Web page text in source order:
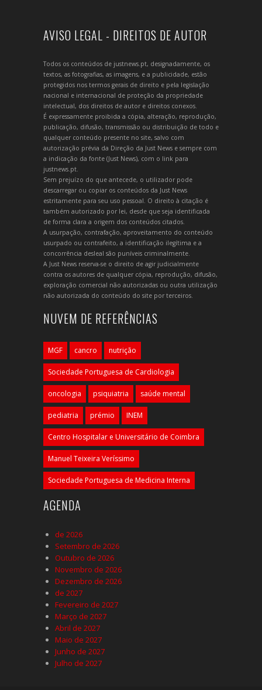
AVISO LEGAL - DIREITOS DE AUTOR
Todos os conteúdos de justnews.pt, designadamente, os
textos, as fotografias, as imagens, e a publicidade, estão
protegidos nos termos gerais de direito e pela legislação
nacional e internacional de proteção da propriedade
intelectual, dos direitos de autor e direitos conexos.
É expressamente proibida a cópia, alteração, reprodução,
publicação, difusão, transmissão ou distribuição de todo e
qualquer conteúdo presente no site, salvo com
autorização prévia da Direção da Just News e sempre com
a indicação da fonte (Just News), com o link para
justnews.pt.
Sem prejuízo do que antecede, o utilizador pode
descarregar ou copiar os conteúdos da Just News
estritamente para seu uso pessoal. O direito à citação é
também autorizado por lei, desde que seja identificada
de forma clara a origem dos conteúdos citados.
A usurpação, contrafação, aproveitamento do conteúdo
usurpado ou contrafeito, a identificação ilegítima e a
concorrência desleal são puníveis criminalmente.
A Just News reserva-se o direito de agir judicialmente
contra os autores de qualquer cópia, reprodução, difusão,
exploração comercial não autorizadas ou outra utilização
não autorizada do conteúdo do site por terceiros.
NUVEM DE REFERÊNCIAS
MGF cancro nutrição
Sociedade Portuguesa de Cardiologia
oncologia psiquiatria saúde mental
pediatria prémio INEM
Centro Hospitalar e Universitário de Coimbra
Manuel Teixeira Veríssimo
Sociedade Portuguesa de Medicina Interna
AGENDA
de 2026
Setembro de 2026
Outubro de 2026
Novembro de 2026
Dezembro de 2026
de 2027
Fevereiro de 2027
Março de 2027
Abril de 2027
Maio de 2027
Junho de 2027
Julho de 2027